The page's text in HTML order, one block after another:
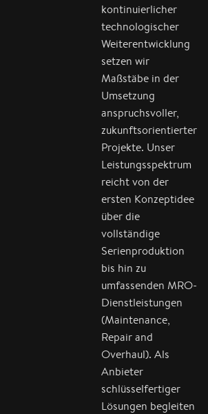
kontinuierlicher
technologischer
Weiterentwicklung
setzen wir
Maßstäbe in der
Umsetzung
anspruchsvoller,
zukunftsorientierter
Projekte. Unser
Leistungsspektrum
reicht von der
ersten Konzeptidee
über die
vollständige
Serienproduktion
bis hin zu
umfassenden MRO-
Dienstleistungen
(Maintenance,
Repair and
Overhaul). Als
Anbieter
schlüsselfertiger
Lösungen begleiten